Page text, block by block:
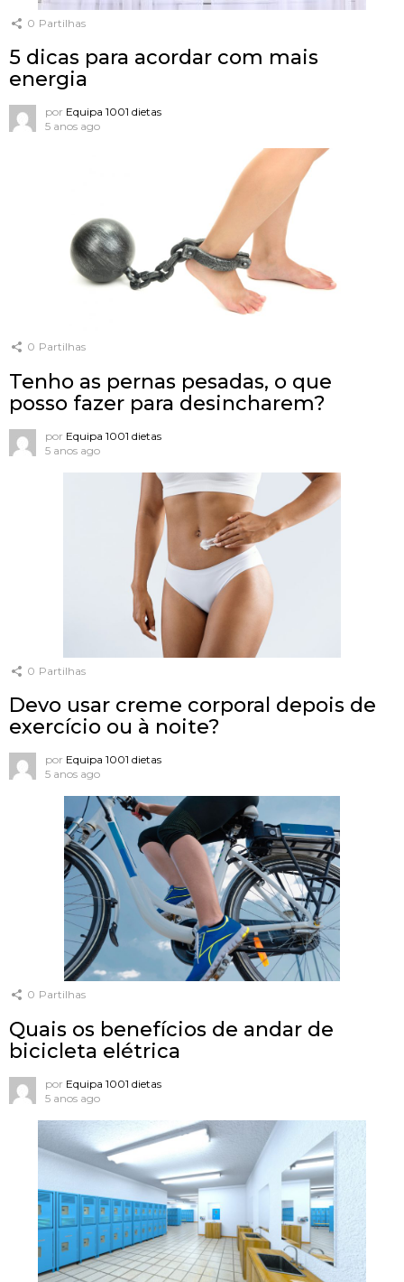
0 Partilhas
5 dicas para acordar com mais
energia
por Equipa 1001 dietas
5 anos ago
0 Partilhas
Tenho as pernas pesadas, o que
posso fazer para desincharem?
por Equipa 1001 dietas
5 anos ago
0 Partilhas
Devo usar creme corporal depois de
exercício ou à noite?
por Equipa 1001 dietas
5 anos ago
0 Partilhas
Quais os benefícios de andar de
bicicleta elétrica
por Equipa 1001 dietas
5 anos ago